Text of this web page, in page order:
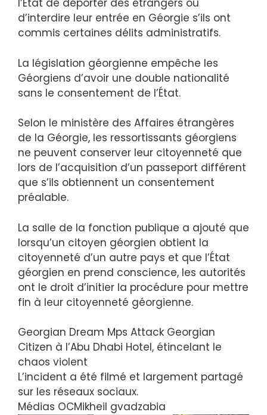
l’État de déporter des étrangers ou
d’interdire leur entrée en Géorgie s’ils ont
commis certaines délits administratifs.
La législation géorgienne empêche les
Géorgiens d’avoir une double nationalité
sans le consentement de l’État.
Selon le ministère des Affaires étrangères
de la Géorgie, les ressortissants géorgiens
ne peuvent conserver leur citoyenneté que
lors de l’acquisition d’un passeport différent
que s’ils obtiennent un consentement
préalable.
La salle de la fonction publique a ajouté que
lorsqu’un citoyen géorgien obtient la
citoyenneté d’un autre pays et que l’État
géorgien en prend conscience, les autorités
ont le droit d’initier la procédure pour mettre
fin à leur citoyenneté géorgienne.
Georgian Dream Mps Attack Georgian
Citizen à l’Abu Dhabi Hotel, étincelant le
chaos violent
L’incident a été filmé et largement partagé
sur les réseaux sociaux.
Médias OCMikheil gvadzabia